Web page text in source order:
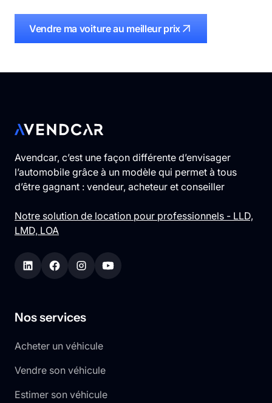
Vendre ma voiture au meilleur prix
Avendcar, c’est une façon différente d’envisager
l’automobile grâce à un modèle qui permet à tous
d’être gagnant : vendeur, acheteur et conseiller
Notre solution de location pour professionnels - LLD,
LMD, LOA
Nos services
Acheter un véhicule
Vendre son véhicule
Estimer son véhicule